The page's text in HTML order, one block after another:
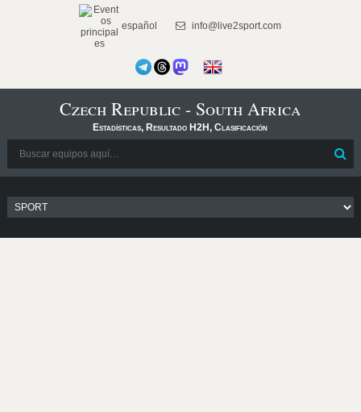
español info@live2sport.com
Czech Republic - South Africa
Estadísticas, Resultado H2H, Clasificación